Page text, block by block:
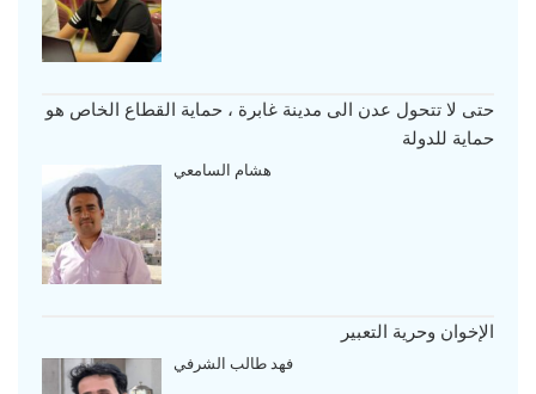
حتى لا تتحول عدن الى مدينة غابرة ، حماية القطاع الخاص هو
حماية للدولة
هشام السامعي
الإخوان وحرية التعبير
فهد طالب الشرفي